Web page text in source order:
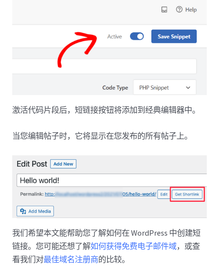
激活代码片段后，短链接按钮将添加到经典编辑器中。
当您编辑帖子时，它将显示在您发布的所有帖子上。
我们希望本文能帮助您了解如何在 WordPress 中创建短
链接。您可能还想了解如何获得免费电子邮件域，或查
看我们对最佳域名注册商的比较。